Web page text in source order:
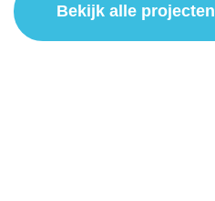
Bekijk alle projecten